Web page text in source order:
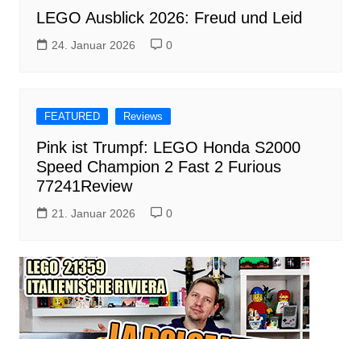
LEGO Ausblick 2026: Freud und Leid
24. Januar 2026 0
FEATURED Reviews
Pink ist Trumpf: LEGO Honda S2000
Speed Champion 2 Fast 2 Furious
77241Review
21. Januar 2026 0